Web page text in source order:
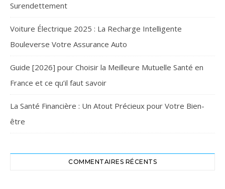
Surendettement
Voiture Électrique 2025 : La Recharge Intelligente
Bouleverse Votre Assurance Auto
Guide [2026] pour Choisir la Meilleure Mutuelle Santé en
France et ce qu’il faut savoir
La Santé Financière : Un Atout Précieux pour Votre Bien-
être
COMMENTAIRES RÉCENTS